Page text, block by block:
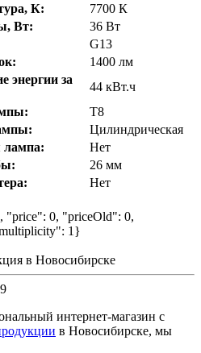
К:
7700 К
Вт:
36 Вт
G13
1400 лм
энергии за
44 кВт.ч
T8
Цилиндрическая
лампа:
Нет
26 мм
Нет
0, "priceOld": 0,
1}
в Новосибирске
интернет-магазин с
в Новосибирске, мы